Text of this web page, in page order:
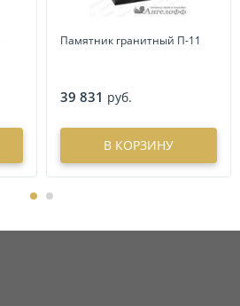
Памятник гранитный П-11
39 831 руб.
В КОРЗИНУ